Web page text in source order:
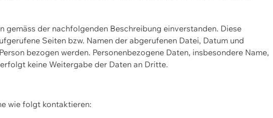
der nachfolgenden Beschreibung einverstanden. Diese
Seiten bzw. Namen der abgerufenen Datei, Datum und
bezogen werden. Personenbezogene Daten, insbesondere Name,
keine Weitergabe der Daten an Dritte.
wie folgt kontaktieren: